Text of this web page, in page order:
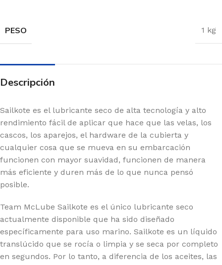
PESO 1 kg
Descripción
Sailkote es el lubricante seco de alta tecnología y alto
rendimiento fácil de aplicar que hace que las velas, los
cascos, los aparejos, el hardware de la cubierta y
cualquier cosa que se mueva en su embarcación
funcionen con mayor suavidad, funcionen de manera
más eficiente y duren más de lo que nunca pensó
posible.
Team McLube Sailkote es el único lubricante seco
actualmente disponible que ha sido diseñado
específicamente para uso marino. Sailkote es un líquido
translúcido que se rocía o limpia y se seca por completo
en segundos. Por lo tanto, a diferencia de los aceites, las